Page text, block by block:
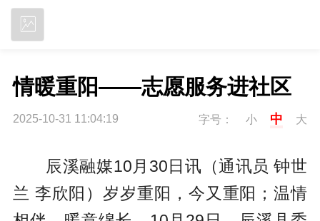
情暖重阳——志愿服务进社区
2025-10-31 11:04:19 字号： 小 中 大
辰溪融媒10月30日讯（通讯员 钟世
兰 李欣阳）岁岁重阳，今又重阳；温情